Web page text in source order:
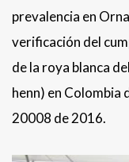
prevalencia en
verificación del
de la roya blanca
henn) en Colombia
20008 de 2016.